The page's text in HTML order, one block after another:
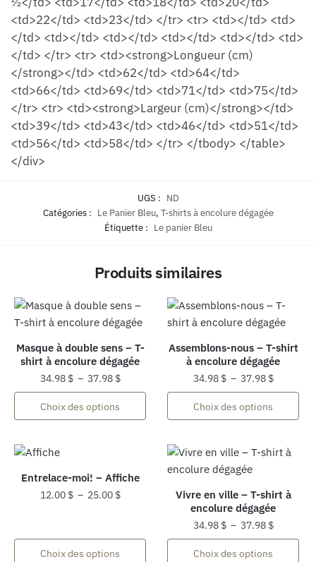
<td>22</td> <td>23</td> </tr> <tr> <td></td> <td>
</td> <td></td> <td></td> <td></td> <td></td> <td>
</td> </tr> <tr> <td><strong>Longueur (cm)
</strong></td> <td>62</td> <td>64</td>
<td>66</td> <td>69</td> <td>71</td> <td>75</td>
</tr> <tr> <td><strong>Largeur (cm)</strong></td>
<td>39</td> <td>43</td> <td>46</td> <td>51</td>
<td>56</td> <td>58</td> </tr> </tbody> </table>
</div>
UGS : ND
Catégories : Le Panier Bleu, T-shirts à encolure dégagée
Étiquette : Le panier Bleu
Produits similaires
Masque à double sens – T-
shirt à encolure dégagée
34.98 $ – 37.98 $Plage
de
34.98 $
Choix des options
produit
être
choisies
Assemblons-nous – T-shirt
à encolure dégagée
34.98 $ – 37.98 $Plage
de
34.98 $
37.98 $
Choix des options
produit
plusieurs
variations.
options
peuvent
être
choisies
Entrelace-moi! – Affiche
12.00 $ – 25.00 $Plage
12.00 $
Choix des options
a
Vivre en ville – T-shirt à
encolure dégagée
34.98 $ – 37.98 $Plage
de
Choix des options